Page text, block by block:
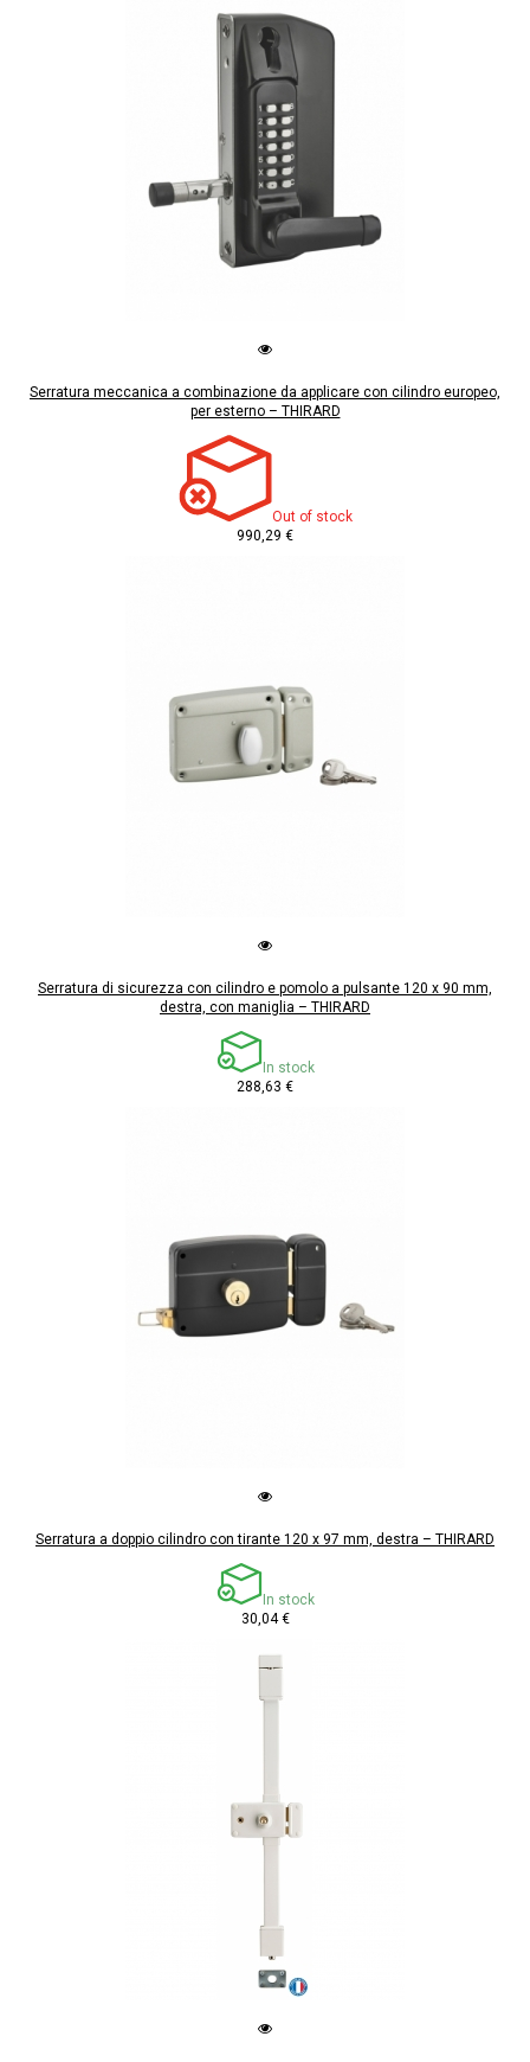
Serratura meccanica a combinazione da applicare con cilindro europeo,
per esterno – THIRARD
Out of stock
990,29 €
Serratura di sicurezza con cilindro e pomolo a pulsante 120 x 90 mm,
destra, con maniglia – THIRARD
In stock
288,63 €
Serratura a doppio cilindro con tirante 120 x 97 mm, destra – THIRARD
In stock
30,04 €